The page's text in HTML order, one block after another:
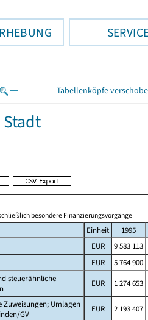
Tabellenköpfe
besondere Finanzierungsvorgänge
Einheit 1995
EUR 9 583 113
EUR 5 764 900
steuerähnliche
EUR 1 274 653
Zuweisungen; Umlagen
GV
EUR 2 193 407